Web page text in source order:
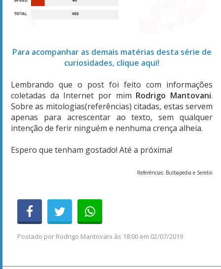
Para acompanhar as demais matérias desta série de
curiosidades, clique aqui!
Lembrando que o post foi feito com informações
coletadas da Internet por mim Rodrigo Mantovani.
Sobre as mitologias(referências) citadas, estas servem
apenas para acrescentar ao texto, sem qualquer
intenção de ferir ninguém e nenhuma crença alheia.
Espero que tenham gostado! Até a próxima!
Referências: Bulbapedia e Serebii
Postado por Rodrigo Mantovani às 18:00 em 02/07/2019